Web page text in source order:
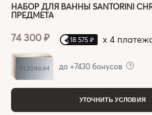
НАБОР ДЛЯ ВАННЫ SANTORINI
ПРЕДМЕТА
74 300 ₽ 18 575 ₽ x 4
до +7430 бонусов
УТОЧНИТЬ УСЛОВИЯ